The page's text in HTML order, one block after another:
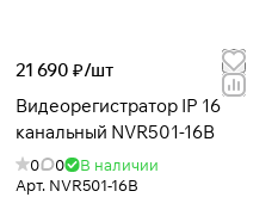
21 690 ₽/шт
Видеорегистратор IP 16
канальный NVR501-16B
0 0
В наличии
Арт. NVR501-16B